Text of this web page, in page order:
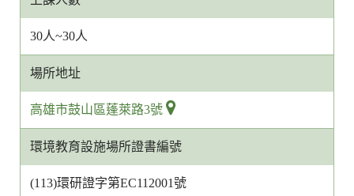
30人~30人
場所地址
高雄市鼓山區蓬萊路3號
環境教育設施場所證書編號
(113)環研證字第EC112001號